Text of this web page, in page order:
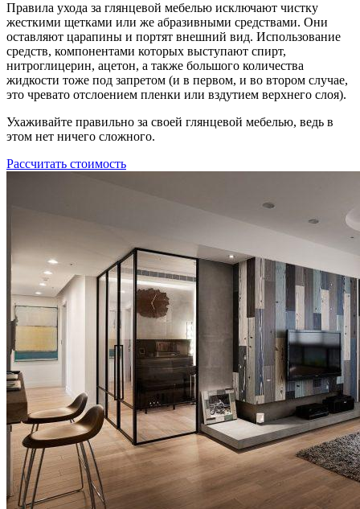
Правила ухода за глянцевой мебелью исключают чистку
жесткими щетками или же абразивными средствами. Они
оставляют царапины и портят внешний вид. Использование
средств, компонентами которых выступают спирт,
нитроглицерин, ацетон, а также большого количества
жидкости тоже под запретом (и в первом, и во втором случае,
это чревато отслоением пленки или вздутием верхнего слоя).
Ухаживайте правильно за своей глянцевой мебелью, ведь в
этом нет ничего сложного.
Рассчитать стоимость